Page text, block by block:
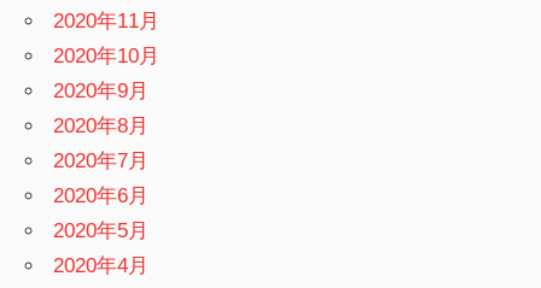
2020年11月
2020年10月
2020年9月
2020年8月
2020年7月
2020年6月
2020年5月
2020年4月